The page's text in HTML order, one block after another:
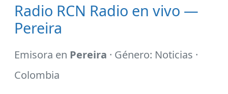
Radio RCN Radio en vivo —
Pereira
Emisora en Pereira · Género: Noticias ·
Colombia